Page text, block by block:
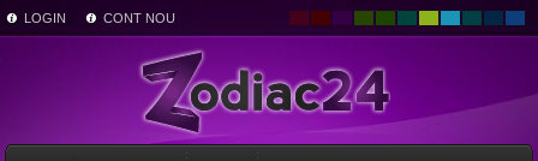
LOGIN CONT NOU